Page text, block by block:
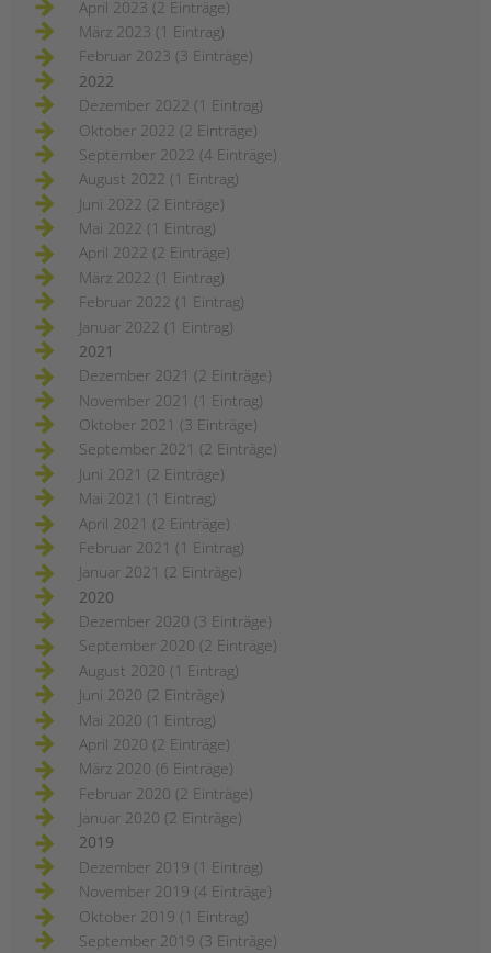
April 2023 (2 Einträge)
März 2023 (1 Eintrag)
Februar 2023 (3 Einträge)
2022
Dezember 2022 (1 Eintrag)
Oktober 2022 (2 Einträge)
September 2022 (4 Einträge)
August 2022 (1 Eintrag)
Juni 2022 (2 Einträge)
Mai 2022 (1 Eintrag)
April 2022 (2 Einträge)
März 2022 (1 Eintrag)
Februar 2022 (1 Eintrag)
Januar 2022 (1 Eintrag)
2021
Dezember 2021 (2 Einträge)
November 2021 (1 Eintrag)
Oktober 2021 (3 Einträge)
September 2021 (2 Einträge)
Juni 2021 (2 Einträge)
Mai 2021 (1 Eintrag)
April 2021 (2 Einträge)
Februar 2021 (1 Eintrag)
Januar 2021 (2 Einträge)
2020
Dezember 2020 (3 Einträge)
September 2020 (2 Einträge)
August 2020 (1 Eintrag)
Juni 2020 (2 Einträge)
Mai 2020 (1 Eintrag)
April 2020 (2 Einträge)
März 2020 (6 Einträge)
Februar 2020 (2 Einträge)
Januar 2020 (2 Einträge)
2019
Dezember 2019 (1 Eintrag)
November 2019 (4 Einträge)
Oktober 2019 (1 Eintrag)
September 2019 (3 Einträge)